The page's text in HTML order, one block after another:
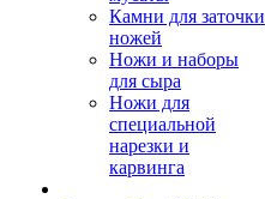
Камни для заточки
ножей
Ножи и наборы
для сыра
Ножи для
специальной
нарезки и
карвинга